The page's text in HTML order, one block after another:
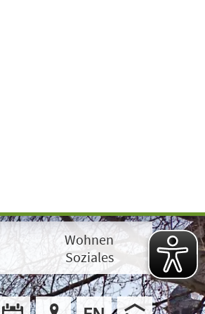
Wohnen
Soziales